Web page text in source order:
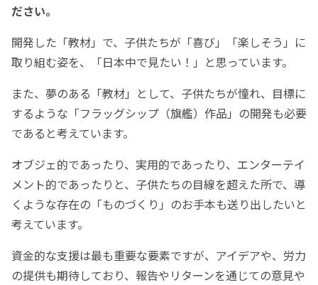
ださい。
開発した「教材」で、子供たちが「喜び」「楽しそう」に
取り組む姿を、「日本中で見たい！」と思っています。
また、夢のある「教材」として、子供たちが憧れ、目標に
するような「フラッグシップ（旗艦）作品」の開発も必要
であると考えています。
オブジェ的であったり、実用的であったり、エンターテイ
メント的であったりと、子供たちの目線を超えた所で、導
くような存在の「ものづくり」のお手本も送り出したいと
考えています。
資金的な支援は最も重要な要素ですが、アイデアや、労力
の提供も期待しており、報告やリターンを通じての意見や